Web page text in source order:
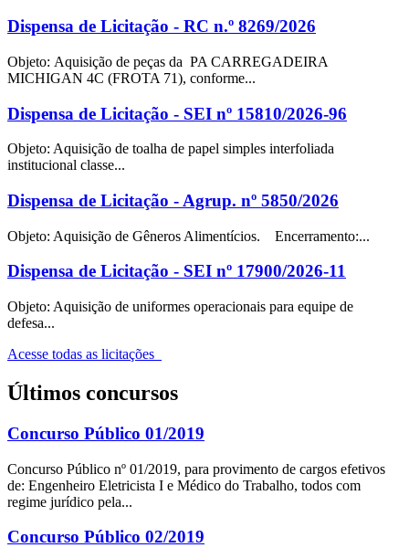
Dispensa de Licitação - RC n.º 8269/2026
Objeto: Aquisição de peças da PA CARREGADEIRA
MICHIGAN 4C (FROTA 71), conforme...
Dispensa de Licitação - SEI nº 15810/2026-96
Objeto: Aquisição de toalha de papel simples interfoliada
institucional classe...
Dispensa de Licitação - Agrup. nº 5850/2026
Objeto: Aquisição de Gêneros Alimentícios. Encerramento:...
Dispensa de Licitação - SEI nº 17900/2026-11
Objeto: Aquisição de uniformes operacionais para equipe de
defesa...
Acesse todas as licitações
Últimos concursos
Concurso Público 01/2019
Concurso Público nº 01/2019, para provimento de cargos efetivos
de: Engenheiro Eletricista I e Médico do Trabalho, todos com
regime jurídico pela...
Concurso Público 02/2019